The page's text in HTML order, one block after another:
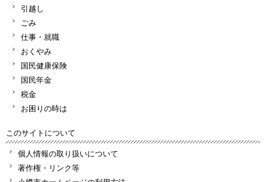
引越し
ごみ
仕事・就職
おくやみ
国民健康保険
国民年金
税金
お困りの時は
このサイトについて
個人情報の取り扱いについて
著作権・リンク等